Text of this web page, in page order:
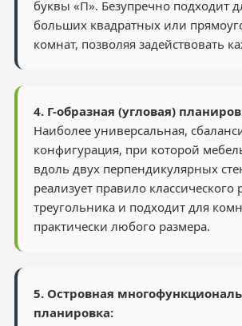
буквы «П». Безупречно подходит
больших квадратных или
комнат, позволяя задействовать
4. Г-образная (угловая)
Наиболее универсальная,
конфигурация, при которой
вдоль двух перпендикулярных
реализует правило классического
треугольника и подходит для
практически любого размера.
5. Островная
планировка: